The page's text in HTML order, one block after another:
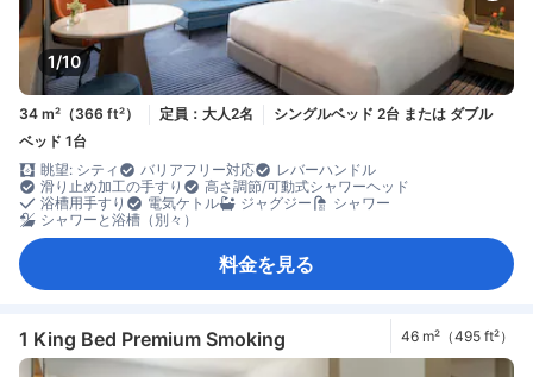
1/10
34 m²（366 ft²） 定員：大人2名
シングルベッド 2台 または ダブル
ベッド 1台
眺望: シティ
バリアフリー対応
レバーハンドル
滑り止め加工の手すり
高さ調節/可動式シャワーヘッド
浴槽用手すり
電気ケトル ジャグジー
シャワー
シャワーと浴槽（別々）
料金を見る
1 King Bed Premium Smoking 46 m²（495 ft²）